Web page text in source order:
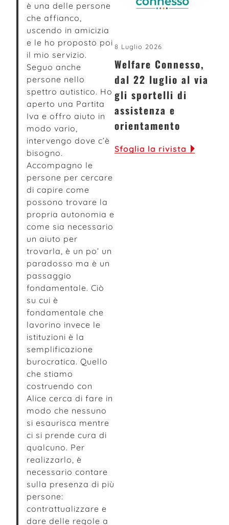
è una delle persone
che affianco,
uscendo in amicizia
e le ho proposto poi
il mio servizio.
Seguo anche
persone nello
spettro autistico. Ho
aperto una Partita
Iva e offro aiuto in
modo vario,
intervengo dove c’è
bisogno.
Accompagno le
persone per cercare
di capire come
possono trovare la
propria autonomia e
come sia necessario
un aiuto per
trovarla, è un po’ un
paradosso ma è un
passaggio
fondamentale. Ciò
su cui è
fondamentale che
lavorino invece le
istituzioni è la
semplificazione
burocratica. Quello
che stiamo
costruendo con
Alice cerca di fare in
modo che nessuno
si esaurisca mentre
ci si prende cura di
qualcuno. Per
realizzarlo, è
necessario contare
sulla presenza di più
persone:
contrattualizzare e
dare delle regole a
8 Luglio 2026
Welfare Connesso,
dal 22 luglio al via
gli sportelli di
assistenza e
orientamento
Sfoglia la rivista